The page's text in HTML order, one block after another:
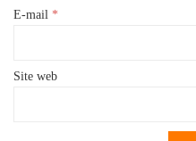
E-mail *
Site web